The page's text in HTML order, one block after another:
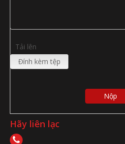
Tải lên
Đính kèm tệp
Nộp
Hãy liên lạc